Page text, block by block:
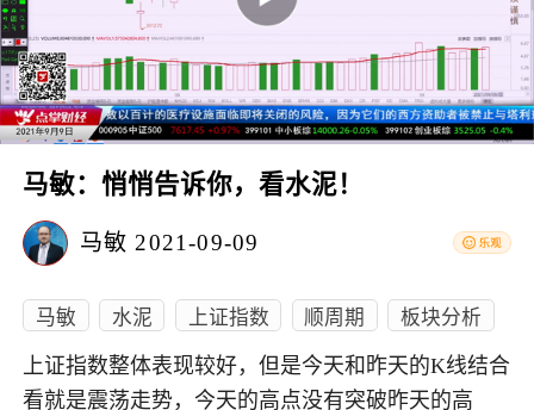
马敏：悄悄告诉你，看水泥！
马敏 2021-09-09
马敏 水泥 上证指数 顺周期 板块分析
上证指数整体表现较好，但是今天和昨天的K线结合
看就是震荡走势，今天的高点没有突破昨天的高